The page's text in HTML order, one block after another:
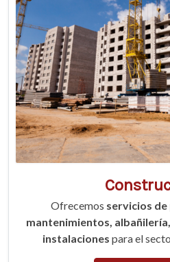
Ofrecemos servicios
mantenimientos,
instalaciones para el